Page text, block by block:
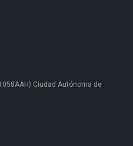
Ciudad Autónoma de